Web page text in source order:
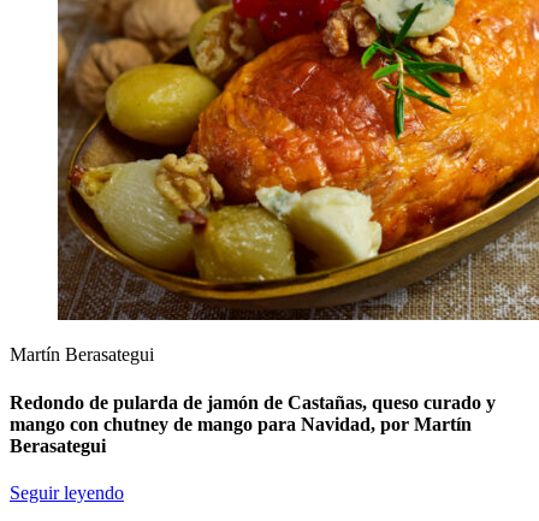
Martín Berasategui
Redondo de pularda de jamón de Castañas, queso curado y
mango con chutney de mango para Navidad, por Martín
Berasategui
Seguir leyendo